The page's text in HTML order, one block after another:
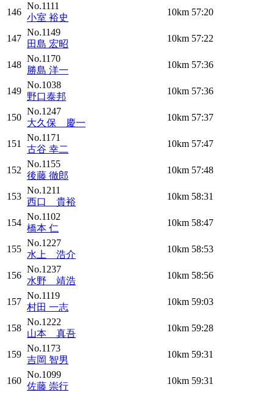
146
No.1111
小室 裕史
10km 57:20
147
No.1149
田島 宏昭
10km 57:22
148
No.1170
勝島 洋一
10km 57:36
149
No.1038
野口泰邦
10km 57:36
150
No.1247
大久保 慶一
10km 57:37
151
No.1171
古谷 幸二
10km 57:47
152
No.1155
後藤 徹郎
10km 57:48
153
No.1211
西口 貴裕
10km 58:31
154
No.1102
橋本 仁
10km 58:47
155
No.1227
水上 浩介
10km 58:53
156
No.1237
水野 靖浩
10km 58:56
157
No.1119
村田 一志
10km 59:03
158
No.1222
山本 真吾
10km 59:28
159
No.1173
吉岡 智男
10km 59:31
160
No.1099
佐藤 崇行
10km 59:31